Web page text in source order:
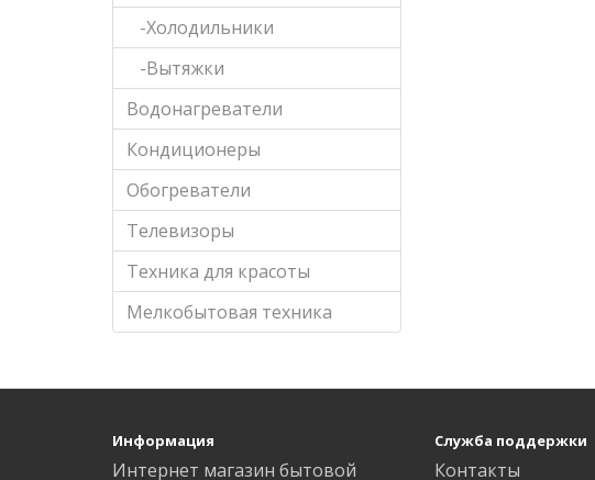
-Холодильники
-Вытяжки
Водонагреватели
Кондиционеры
Обогреватели
Телевизоры
Техника для красоты
Мелкобытовая техника
Информация
Интернет магазин бытовой
Служба поддержки
Контакты